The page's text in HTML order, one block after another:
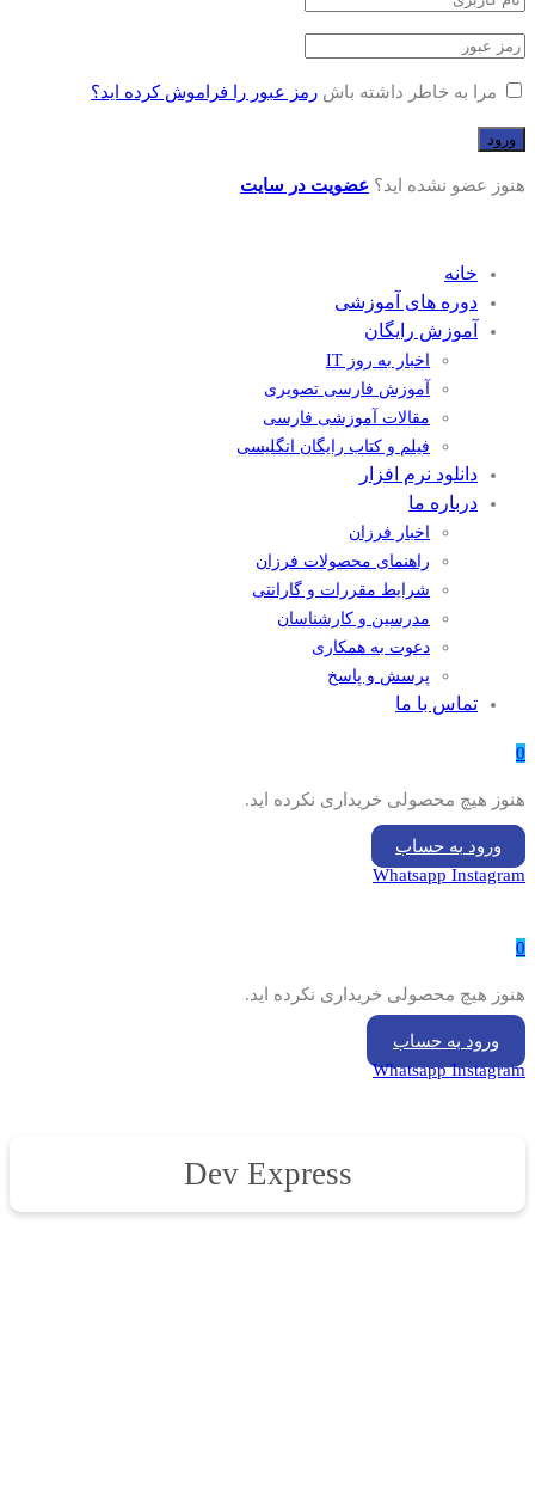
مرا به خاطر داشته باش رمز عبور را فراموش کرده اید؟
هنوز عضو نشده اید؟ عضویت در سایت
خانه
دوره های آموزشی
آموزش رایگان
اخبار به روز IT
آموزش فارسی تصویری
مقالات آموزشی فارسی
فیلم و کتاب رایگان انگلیسی
دانلود نرم افزار
درباره ما
اخبار فرزان
راهنمای محصولات فرزان
شرایط مقررات و گارانتی
مدرسین و کارشناسان
دعوت به همکاری
پرسش و پاسخ
تماس با ما
0
هنوز هیچ محصولی خریداری نکرده اید.
ورود به حساب
Whatsapp Instagram
0
هنوز هیچ محصولی خریداری نکرده اید.
ورود به حساب
Whatsapp Instagram
Dev Express